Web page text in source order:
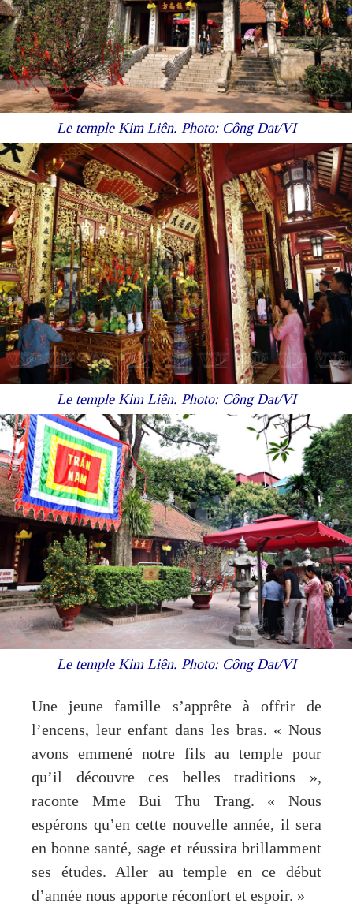
Le temple Kim Liên. Photo: Công Dat/VI
Le temple Kim Liên. Photo: Công Dat/VI
Le temple Kim Liên. Photo: Công Dat/VI
Une jeune famille s’apprête à offrir de
l’encens, leur enfant dans les bras. « Nous
avons emmené notre fils au temple pour
qu’il découvre ces belles traditions »,
raconte Mme Bui Thu Trang. « Nous
espérons qu’en cette nouvelle année, il sera
en bonne santé, sage et réussira brillamment
ses études. Aller au temple en ce début
d’année nous apporte réconfort et espoir. »